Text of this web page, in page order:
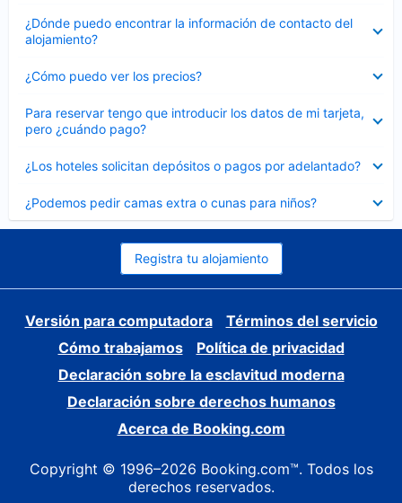
¿Dónde puedo encontrar la información de contacto del
alojamiento?
cerrado
¿Cómo puedo ver los precios?
cerrado
Para reservar tengo que introducir los datos de mi tarjeta,
pero ¿cuándo pago?
cerrado
¿Los hoteles solicitan depósitos o pagos por adelantado?
cerrado
¿Podemos pedir camas extra o cunas para niños?
cerrado
Registra tu alojamiento
Versión para computadora
Términos del servicio
Cómo trabajamos
Política de privacidad
Declaración sobre la esclavitud moderna
Declaración sobre derechos humanos
Acerca de Booking.com
Copyright © 1996–2026 Booking.com™. Todos los
derechos reservados.